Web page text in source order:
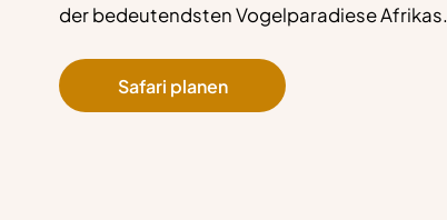
der bedeutendsten Vogelparadiese Afrikas.
Safari planen